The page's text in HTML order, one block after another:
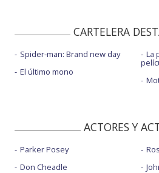
CARTELERA
Spider-man: Brand new day
El último mono
La
ACTORES Y
Parker Posey
Don Cheadle